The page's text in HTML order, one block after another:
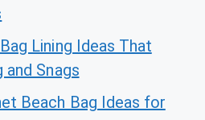
Lining Ideas That
Snags
Beach Bag Ideas for